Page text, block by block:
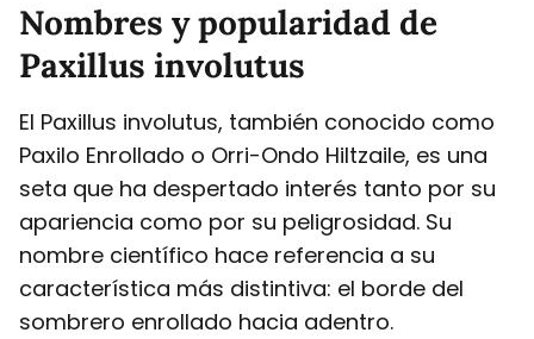
Nombres y popularidad de
Paxillus involutus
El Paxillus involutus, también conocido como
Paxilo Enrollado o Orri-Ondo Hiltzaile, es una
seta que ha despertado interés tanto por su
apariencia como por su peligrosidad. Su
nombre científico hace referencia a su
característica más distintiva: el borde del
sombrero enrollado hacia adentro.